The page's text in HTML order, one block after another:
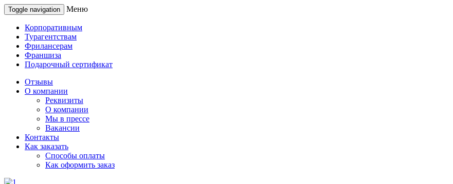
Toggle navigation Меню
Корпоративным
Турагентствам
Фрилансерам
Франшиза
Подарочный сертификат
Отзывы
О компании
Реквизиты
О компании
Мы в прессе
Вакансии
Контакты
Как заказать
Способы оплаты
Как оформить заказ